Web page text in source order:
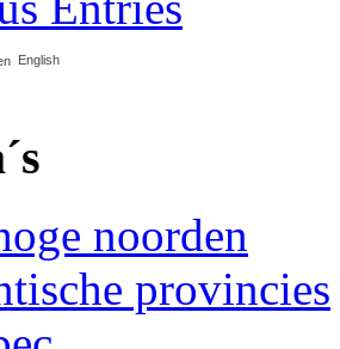
English
noorden
provincies